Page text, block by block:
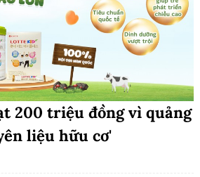
200 triệu đồng vì quảng
liệu hữu cơ'